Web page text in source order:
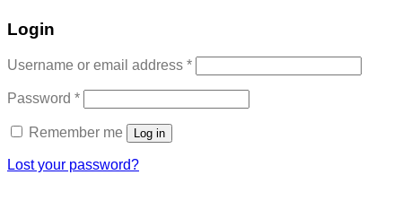
Login
Username or email address *Required
Password *Required
Remember me Log in
Lost your password?